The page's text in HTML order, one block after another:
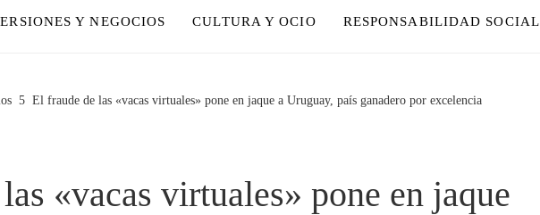
Y NEGOCIOS CULTURA Y OCIO RESPONSABILIDAD SOCIAL
El fraude de las «vacas virtuales» pone en jaque a Uruguay, país ganadero por excelencia
«vacas virtuales» pone en jaque